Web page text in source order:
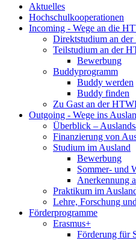
Aktuelles
Hochschulkooperationen
Incoming - Wege an die
Direktstudium an
Teilstudium an der
Bewerbung
Buddyprogramm
Buddy werden
Buddy finden
Zu Gast an der
Outgoing - Wege ins
Überblick –
Finanzierung von
Studium im Ausland
Bewerbung
Sommer- und
Anerkennung
Praktikum im
Lehre, Forschung
Förderprogramme
Erasmus+
Förderung für